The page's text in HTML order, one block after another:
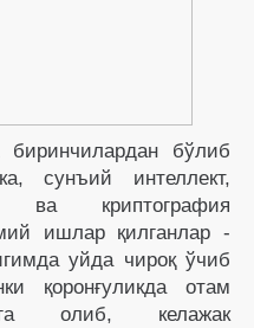
бўлиб
сунъий интеллект,
ва криптография
ишлар қилганлар -
уйда чироқ ўчиб
қоронғуликда отам
олиб, келажак